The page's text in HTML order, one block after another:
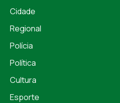
Cidade
Regional
Polícia
Política
Cultura
Esporte